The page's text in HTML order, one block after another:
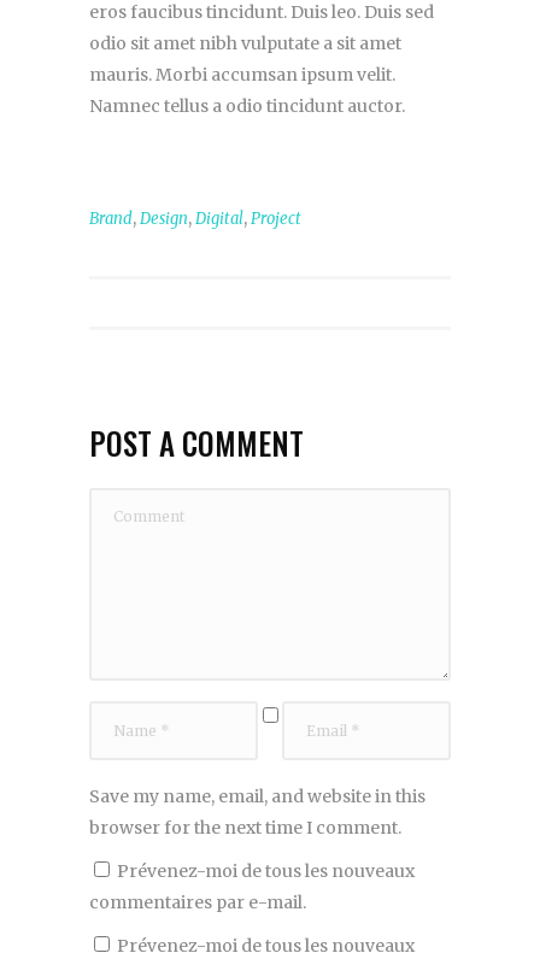
eros faucibus tincidunt. Duis leo. Duis sed
odio sit amet nibh vulputate a sit amet
mauris. Morbi accumsan ipsum velit.
Namnec tellus a odio tincidunt auctor.
Brand,Design,Digital,Project
POST A COMMENT
Save my name, email, and website in this
browser for the next time I comment.
Prévenez-moi de tous les nouveaux
commentaires par e-mail.
Prévenez-moi de tous les nouveaux